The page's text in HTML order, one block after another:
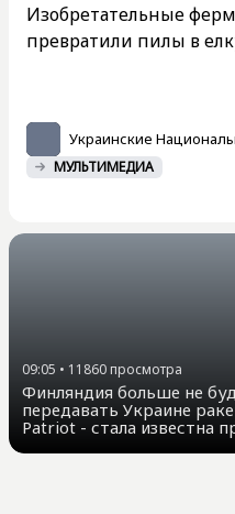
Изобретательные
превратили пилы в
Украинские
МУЛЬТИМЕДИА
09:05 • 11860 просмотра
Финляндия больше не
передавать Украине
Patriot - стала известна